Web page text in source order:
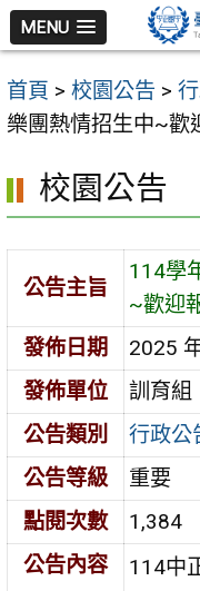
跳
至
主
要
容
區
MENU
首頁 > 校園公告 >
樂團熱情招生中~歡
校園公告
公告主旨
114學
~歡迎
發佈日期
2025
發佈單位
訓育組
公告類別
行政公
公告等級
重要
點閱次數
1,384
公告內容
114中